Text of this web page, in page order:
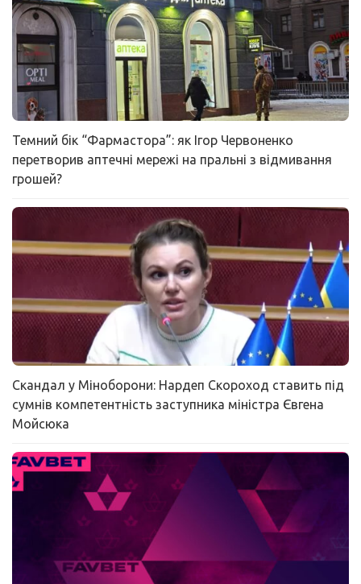
Темний бік “Фармастора”: як Ігор Червоненко
перетворив аптечні мережі на пральні з відмивання
грошей?
Скандал у Міноборони: Нардеп Скороход ставить під
сумнів компетентність заступника міністра Євгена
Мойсюка